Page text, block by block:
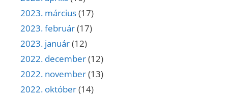
2023. március(17)
2023. február(17)
2023. január(12)
2022. december(12)
2022. november(13)
2022. október(14)